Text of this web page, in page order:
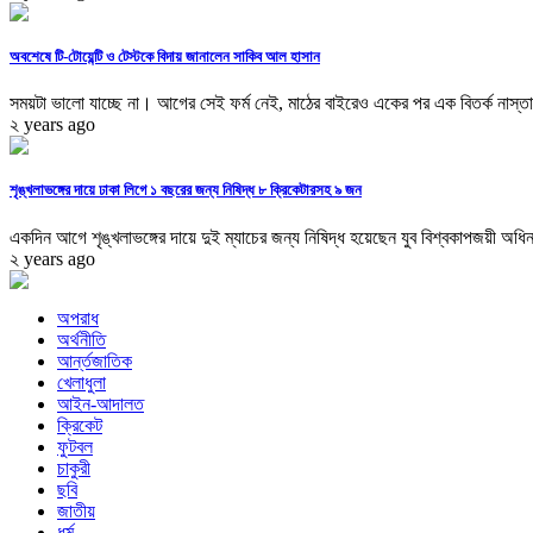
অবশেষে টি-টোয়েন্টি ও টেস্টকে বিদায় জানালেন সাকিব আল হাসান
সময়টা ভালো যাচ্ছে না। আগের সেই ফর্ম নেই, মাঠের বাইরেও একের পর এক বিতর্ক
২ years ago
শৃঙ্খলাভঙ্গের দায়ে ঢাকা লিগে ১ বছরের জন্য নিষিদ্ধ ৮ ক্রিকেটারসহ ৯ জন
একদিন আগে শৃঙ্খলাভঙ্গের দায়ে দুই ম্যাচের জন্য নিষিদ্ধ হয়েছেন যুব বিশ্বকাপজয়ী
২ years ago
অপরাধ
অর্থনীতি
আর্ন্তজাতিক
খেলাধুলা
আইন-আদালত
ক্রিকেট
ফুটবল
চাকুরী
ছবি
জাতীয়